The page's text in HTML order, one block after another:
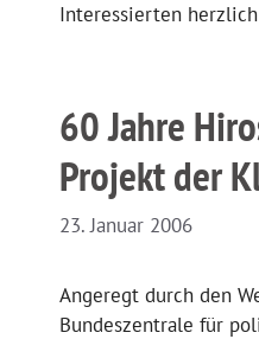
Interessierten
60 Jahre
Projekt der
23. Januar 2006
Angeregt durch den
Bundeszentrale für